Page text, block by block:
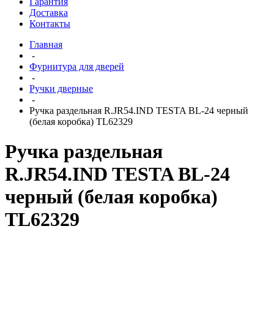
Доставка
Контакты
Главная
-
Фурнитура для дверей
-
Ручки дверные
-
Ручка раздельная R.JR54.IND TESTA BL-24 черный
(белая коробка) TL62329
Ручка раздельная
R.JR54.IND TESTA BL-24
черный (белая коробка)
TL62329